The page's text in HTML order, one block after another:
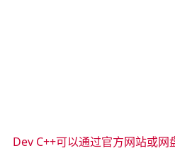
Dev C++可以通过官方网站或